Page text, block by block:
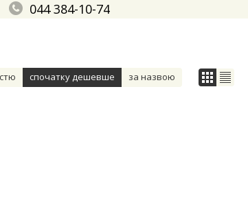
044 384-10-74
спочатку дешевше за назвою